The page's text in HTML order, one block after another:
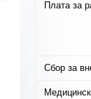
Плата за
Сбор за